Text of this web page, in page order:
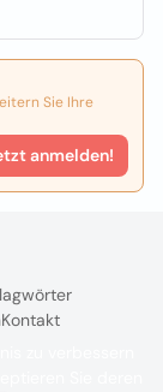
Sie Ihre
anmelden!
Kontakt
zu verbessern